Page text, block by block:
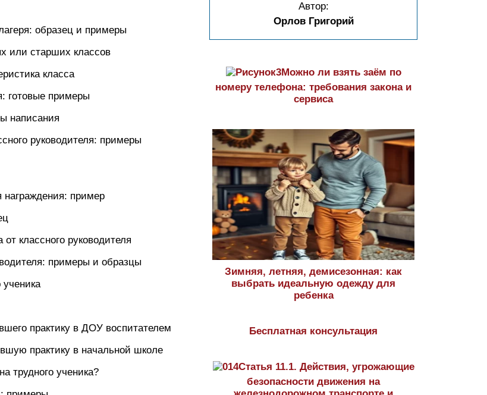
образец и примеры
или старших классов
класса
готовые примеры
написания
руководителя: примеры
награждения: пример
классного руководителя
примеры и образцы
ученика
практику в ДОУ воспитателем
практику в начальной школе
трудного ученика?
Автор:
Орлов Григорий
Можно ли взять заём по
номеру телефона: требования закона и
сервиса
Зимняя, летняя, демисезонная: как
выбрать идеальную одежду для
ребенка
Бесплатная консультация
Статья 11.1. Действия, угрожающие
безопасности движения на